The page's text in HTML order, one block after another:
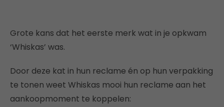
Grote kans dat het eerste merk wat in je opkwam
‘Whiskas’ was.
Door deze kat in hun reclame én op hun verpakking
te tonen weet Whiskas mooi hun reclame aan het
aankoopmoment te koppelen: